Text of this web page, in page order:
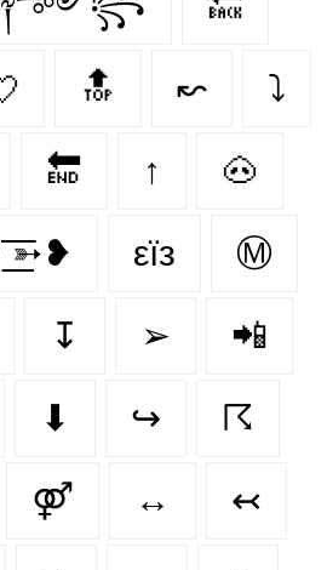
🔝 ↜ ⤵
🔚 ↑ 🐽
͟͟͞͞➳❥ εїз Ⓜ
↧ ➢ 📲
⬇ ↪ ☈
⚤ ↔ ↢